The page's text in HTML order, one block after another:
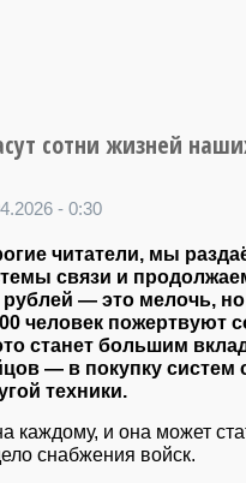
сотни жизней
- 0:30
читатели, мы
связи и
рублей — это мелочь,
человек пожертвуют
станет большим
— в покупку систем
техники.
каждому, и она может
снабжения войск.